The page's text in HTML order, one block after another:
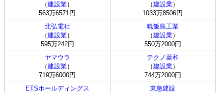
（建設業）
563万6571円
（建設業）
1033万8506円
北弘電社
（建設業）
595万242円
暁飯島工業
（建設業）
550万2000円
ヤマウラ
（建設業）
719万6000円
テクノ菱和
（建設業）
744万2000円
ETSホールディングス
東急建設